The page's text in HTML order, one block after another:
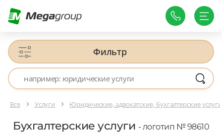
Фильтр
Все Услуги Юридические, адвокатские, бухгалтерские услуги
Бухгалтерские услуги - логотип № 98610